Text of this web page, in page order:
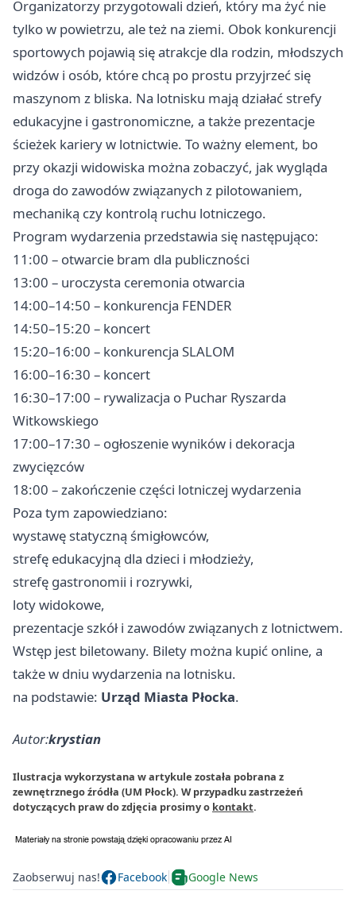
Organizatorzy przygotowali dzień, który ma żyć nie
tylko w powietrzu, ale też na ziemi. Obok konkurencji
sportowych pojawią się atrakcje dla rodzin, młodszych
widzów i osób, które chcą po prostu przyjrzeć się
maszynom z bliska. Na lotnisku mają działać strefy
edukacyjne i gastronomiczne, a także prezentacje
ścieżek kariery w lotnictwie. To ważny element, bo
przy okazji widowiska można zobaczyć, jak wygląda
droga do zawodów związanych z pilotowaniem,
mechaniką czy kontrolą ruchu lotniczego.
Program wydarzenia przedstawia się następująco:
11:00 – otwarcie bram dla publiczności
13:00 – uroczysta ceremonia otwarcia
14:00–14:50 – konkurencja FENDER
14:50–15:20 – koncert
15:20–16:00 – konkurencja SLALOM
16:00–16:30 – koncert
16:30–17:00 – rywalizacja o Puchar Ryszarda
Witkowskiego
17:00–17:30 – ogłoszenie wyników i dekoracja
zwycięzców
18:00 – zakończenie części lotniczej wydarzenia
Poza tym zapowiedziano:
wystawę statyczną śmigłowców,
strefę edukacyjną dla dzieci i młodzieży,
strefę gastronomii i rozrywki,
loty widokowe,
prezentacje szkół i zawodów związanych z lotnictwem.
Wstęp jest biletowany. Bilety można kupić online, a
także w dniu wydarzenia na lotnisku.
na podstawie: Urząd Miasta Płocka.
Autor:krystian
Ilustracja wykorzystana w artykule została pobrana z
zewnętrznego źródła (UM Płock). W przypadku zastrzeżeń
dotyczących praw do zdjęcia prosimy o kontakt.
Zaobserwuj nas! Facebook Google News